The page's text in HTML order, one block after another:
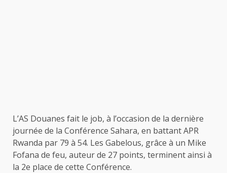
L’AS Douanes fait le job, à l’occasion de la dernière
journée de la Conférence Sahara, en battant APR
Rwanda par 79 à 54. Les Gabelous, grâce à un Mike
Fofana de feu, auteur de 27 points, terminent ainsi à
la 2e place de cette Conférence.